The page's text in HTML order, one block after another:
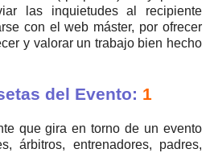
las inquietudes al recipiente
con el web máster, por ofrecer
y valorar un trabajo bien hecho
del Evento: 1
que gira en torno de un evento
árbitros, entrenadores, padres,